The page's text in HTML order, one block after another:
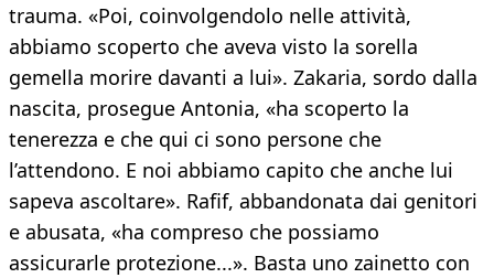
trauma. «Poi, coinvolgendolo nelle attività,
abbiamo scoperto che aveva visto la sorella
gemella morire davanti a lui». Zakaria, sordo dalla
nascita, prosegue Antonia, «ha scoperto la
tenerezza e che qui ci sono persone che
l’attendono. E noi abbiamo capito che anche lui
sapeva ascoltare». Rafif, abbandonata dai genitori
e abusata, «ha compreso che possiamo
assicurarle protezione...». Basta uno zainetto con